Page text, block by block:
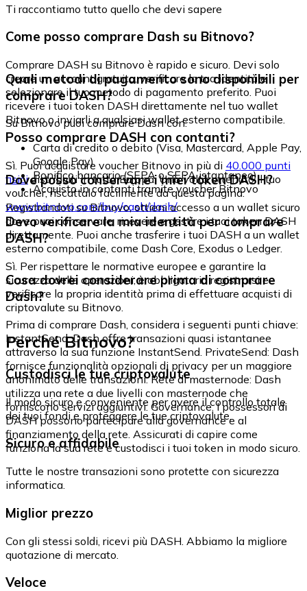
Ti raccontiamo tutto quello che devi sapere
Come posso comprare Dash su Bitnovo?
Comprare DASH su Bitnovo è rapido e sicuro. Devi solo
creare un account gratuito, verificare la tua identità e
selezionare il tuo metodo di pagamento preferito. Puoi
ricevere i tuoi token DASH direttamente nel tuo wallet
Bitnovo o inviarli a qualsiasi wallet esterno compatibile.
Quali metodi di pagamento sono disponibili per
comprare DASH?
Su Bitnovo puoi comprare Dash con:
Carta di credito o debito (Visa, Mastercard, Apple Pay,
Google Pay)
Bonifico bancario (SEPA o SEPA istantaneo)
Acquisto in contanti tramite voucher Bitnovo
Posso comprare DASH con contanti?
Sì. Puoi acquistare voucher Bitnovo in più di 40.000 punti
fisicidistribuiti in tutta Europa. Una volta ottenuto il tuo
voucher, riscattalo facilmente da questa pagina:
www.bitnovo.com/buy/cash/dash/
Dove posso conservare i miei token DASH?
Registrandoti su Bitnovo, ottieni accesso a un wallet sicuro
dove puoi conservare, ricevere e gestire i tuoi token DASH
direttamente. Puoi anche trasferire i tuoi DASH a un wallet
esterno compatibile, come Dash Core, Exodus o Ledger.
Devo verificare la mia identità per comprare
DASH?
Sì. Per rispettare le normative europee e garantire la
sicurezza delle operazioni, è obbligatorio registrarsi e
verificare la propria identità prima di effettuare acquisti di
criptovalute su Bitnovo.
Cosa dovrei considerare prima di comprare
Dash?
Prima di comprare Dash, considera i seguenti punti chiave:
InstantSend: Dash offre transazioni quasi istantanee
attraverso la sua funzione InstantSend. PrivateSend: Dash
fornisce funzionalità opzionali di privacy per un maggiore
anonimato delle transazioni. Rete di masternode: Dash
utilizza una rete a due livelli con masternode che
forniscono servizi aggiuntivi. Governance: I possessori di
DASH possono partecipare alla governance e al
finanziamento della rete. Assicurati di capire come
funziona la sua rete e custodisci i tuoi token in modo sicuro.
Perché Bitnovo?
Custodisci le tue criptovalute
Il modo sicuro e conveniente per avere il controllo totale
dei tuoi fondi e proteggere le tue criptovalute.
Sicuro e affidabile
Tutte le nostre transazioni sono protette con sicurezza
informatica.
Miglior prezzo
Con gli stessi soldi, ricevi più DASH. Abbiamo la migliore
quotazione di mercato.
Veloce